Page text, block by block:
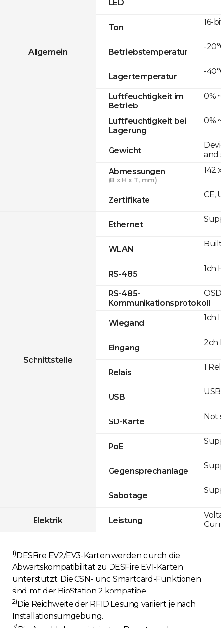
Allgemein
LED
Ton
Betriebstemperatur
Lagertemperatur
Luftfeuchtigkeit im
Betrieb
Luftfeuchtigkeit bei
Lagerung
Gewicht
Abmessungen
(B x H x T, mm)
Zertifikate
Schnittstelle
Ethernet
WLAN
RS-485
RS-485-
Kommunikationsprotokoll
Wiegand
Eingang
Relais
USB
SD-Karte
PoE
Gegensprechanlage
Sabotage
Elektrik Leistung
16-
-
-
0%
0%
and
142
CE,
1ch
1ch
2ch
1
Not
1)DESFire EV2/EV3-Karten werden durch die
Abwärtskompatibilität zu DESFire EV1-Karten
unterstützt. Die CSN- und Smartcard-Funktionen
sind mit der BioStation 2 kompatibel.
2) Die Reichweite der RFID Lesung variiert je nach
Installationsumgebung.